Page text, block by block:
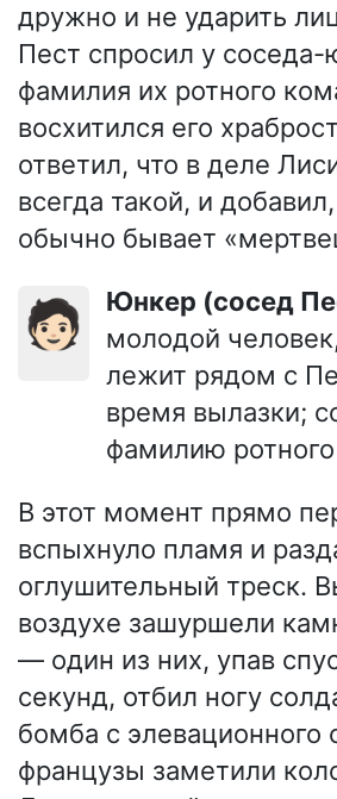
дружно и не ударить
Пест спросил у соседа-
фамилия их ротного
восхитился его
ответил, что в деле
всегда такой, и
обычно бывает
🧑🏻 Юнкер (сосед
молодой
лежит рядом с
время вылазки;
фамилию
В этот момент прямо
вспыхнуло пламя и
оглушительный треск.
воздухе зашуршели
— один из них, упав
секунд, отбил ногу
бомба с элевационного
французы заметили